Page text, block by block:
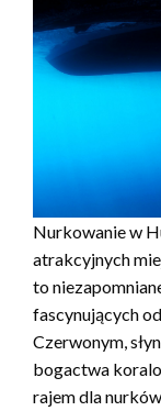
Nurkowanie w
atrakcyjnych
to
fascynujących
Czerwonym,
bogactwa
rajem dla